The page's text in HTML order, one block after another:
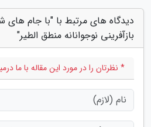
دیدگاه های مرتبط با "با جام های
بازآفرینی نوجوانانه منطق الطیر"
* نظرتان را در مورد این مقاله با ما